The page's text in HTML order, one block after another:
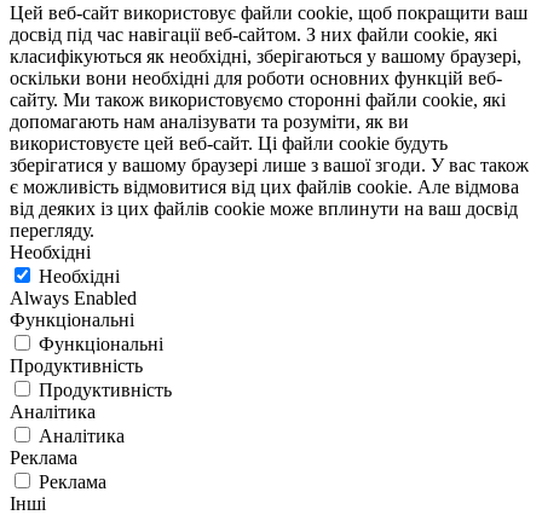
Цей веб-сайт використовує файли cookie, щоб покращити ваш
досвід під час навігації веб-сайтом. З них файли cookie, які
класифікуються як необхідні, зберігаються у вашому браузері,
оскільки вони необхідні для роботи основних функцій веб-
сайту. Ми також використовуємо сторонні файли cookie, які
допомагають нам аналізувати та розуміти, як ви
використовуєте цей веб-сайт. Ці файли cookie будуть
зберігатися у вашому браузері лише з вашої згоди. У вас також
є можливість відмовитися від цих файлів cookie. Але відмова
від деяких із цих файлів cookie може вплинути на ваш досвід
перегляду.
Необхідні
Необхідні
Always Enabled
Функціональні
Функціональні
Продуктивність
Продуктивність
Аналітика
Аналітика
Реклама
Реклама
Інші